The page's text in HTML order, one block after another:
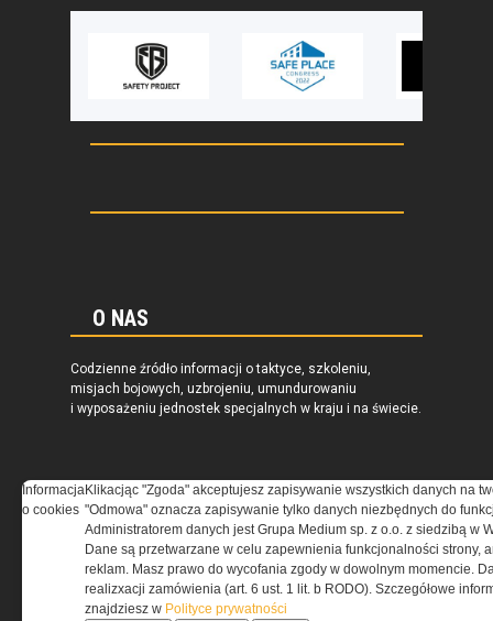
O NAS
Codzienne źródło informacji o taktyce, szkoleniu,
misjach bojowych, uzbrojeniu, umundurowaniu
i wyposażeniu jednostek specjalnych w kraju i na świecie.
REGULAMIN
Regulamin określa zasady korzystania z portalu
www.special-ops.pl
Informacja
o cookies
Klikacjąc "Zgoda" akceptujesz zapisywanie wszystkich danych na
"Odmowa" oznacza zapisywanie tylko danych niezbędnych do
Administratorem danych jest Grupa Medium sp. z o.o. z siedzibą w
Dane są przetwarzane w celu zapewnienia funkcjonalności strony,
reklam. Masz prawo do wycofania zgody w dowolnym momencie.
realizxacji zamówienia (art. 6 ust. 1 lit. b RODO). Szczegółowe
znajdziesz w Polityce prywatności